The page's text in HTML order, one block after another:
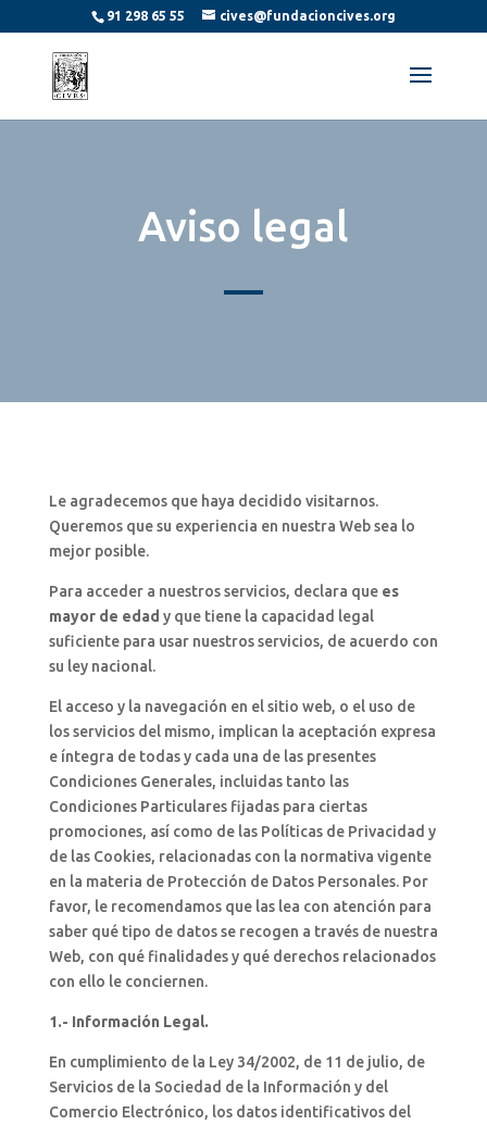
91 298 65 55 cives@fundacioncives.org
Aviso legal
Le agradecemos que haya decidido visitarnos.
Queremos que su experiencia en nuestra Web sea lo
mejor posible.
Para acceder a nuestros servicios, declara que es
mayor de edad y que tiene la capacidad legal
suficiente para usar nuestros servicios, de acuerdo con
su ley nacional.
El acceso y la navegación en el sitio web, o el uso de
los servicios del mismo, implican la aceptación expresa
e íntegra de todas y cada una de las presentes
Condiciones Generales, incluidas tanto las
Condiciones Particulares fijadas para ciertas
promociones, así como de las Políticas de Privacidad y
de las Cookies, relacionadas con la normativa vigente
en la materia de Protección de Datos Personales. Por
favor, le recomendamos que las lea con atención para
saber qué tipo de datos se recogen a través de nuestra
Web, con qué finalidades y qué derechos relacionados
con ello le conciernen.
1.- Información Legal.
En cumplimiento de la Ley 34/2002, de 11 de julio, de
Servicios de la Sociedad de la Información y del
Comercio Electrónico, los datos identificativos del